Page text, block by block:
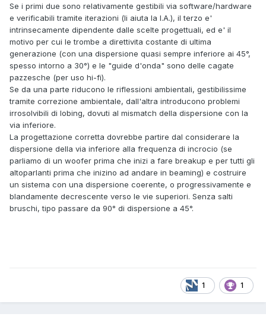
Se i primi due sono relativamente gestibili via software/hardware
e verificabili tramite iterazioni (li aiuta la I.A.), il terzo e'
intrinsecamente dipendente dalle scelte progettuali, ed e' il
motivo per cui le trombe a direttivita costante di ultima
generazione (con una dispersione quasi sempre inferiore ai 45°,
spesso intorno a 30°) e le "guide d'onda" sono delle cagate
pazzesche (per uso hi-fi).
Se da una parte riducono le riflessioni ambientali, gestibilissime
tramite correzione ambientale, dall'altra introducono problemi
irrosolvibili di lobing, dovuti al mismatch della dispersione con la
via inferiore.
La progettazione corretta dovrebbe partire dal considerare la
dispersione della via inferiore alla frequenza di incrocio (se
parliamo di un woofer prima che inizi a fare breakup e per tutti gli
altoparlanti prima che inizino ad andare in beaming) e costruire
un sistema con una dispersione coerente, o progressivamente e
blandamente decrescente verso le vie superiori. Senza salti
bruschi, tipo passare da 90° di dispersione a 45°.
1 1